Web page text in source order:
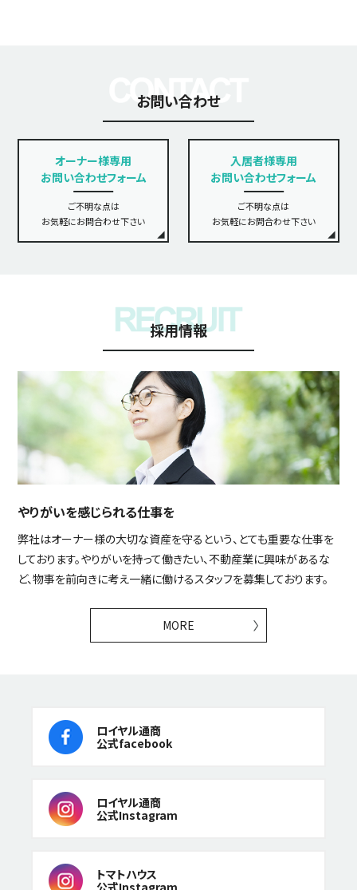
お問い合わせ
オーナー様専用
お問い合わせフォーム
ご不明な点は
お気軽にお問合わせ下さい
入居者様専用
お問い合わせフォーム
ご不明な点は
お気軽にお問合わせ下さい
採用情報
やりがいを感じられる仕事を
弊社はオーナー様の大切な資産を守るという、とても重要な仕事を
しております。やりがいを持って働きたい、不動産業に興味があるな
ど、物事を前向きに考え一緒に働けるスタッフを募集しております。
MORE
ロイヤル通商
公式facebook
ロイヤル通商
公式Instagram
トマトハウス